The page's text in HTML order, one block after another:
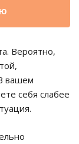
Вероятно,
вашем
себя слабее